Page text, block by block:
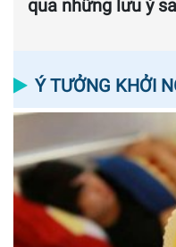
qua những lưu ý
Ý TƯỞNG KHỞI